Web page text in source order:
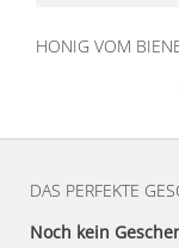
HONIG VOM
DAS PERFEKTE
Noch kein